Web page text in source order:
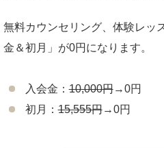
無料カウンセリング、体験レッ
金＆初月」が0円になります。
入会金：10,000円→0円
初月：15,555円→0円